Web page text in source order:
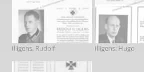
Illigens, Rudolf Illigens; Hugo